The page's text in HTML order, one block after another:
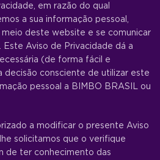
em razão do qual
a sua informação pessoal,
deste website e se comunicar
Aviso de Privacidade dá a
(de forma fácil e
decisão consciente de utilizar este
pessoal a BIMBO BRASIL ou
a modificar o presente Aviso
solicitamos que o verifique
de ter conhecimento das